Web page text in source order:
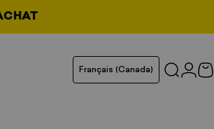
Français (Canada)